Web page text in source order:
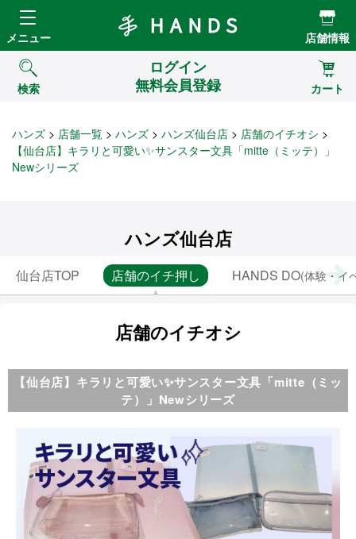
Hands ハンズ
メニュー 店舗情報
検索
ログイン
無料会員登録
カート
ハンズ 店舗一覧 ハンズ ハンズ仙台店
店舗のイチオシ
【仙台店】キラリと可愛い✨サンスター文具「mitte（ミッテ）」
Newシリーズ
ハンズ仙台店
仙台店TOP 店舗のイチ押し HANDS DO(体験・イ
店舗のイチオシ
【仙台店】キラリと可愛い✨サンスター文具「mitte（ミッ
テ）」Newシリーズ